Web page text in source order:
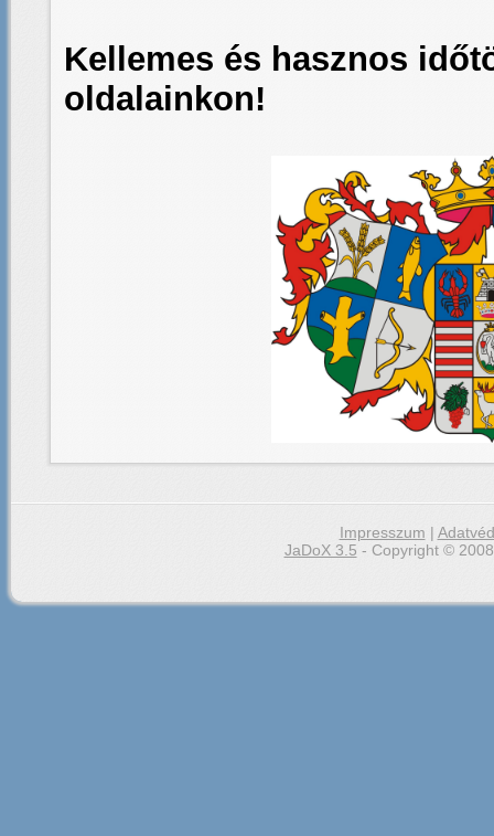
Kellemes és hasznos
oldalainkon!
Impresszum |
JaDoX 3.5 - Copyright ©